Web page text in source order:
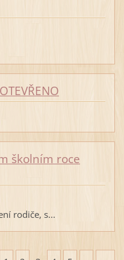
školním roce
rodiče, s...